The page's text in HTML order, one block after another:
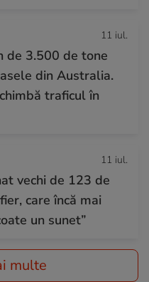
11 iul.
de 3.500 de tone
din Australia.
traficul în
11 iul.
vechi de 123 de
care încă mai
un sunet”
multe